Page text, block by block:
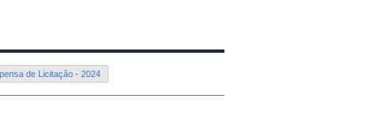
de Licitação - 2024